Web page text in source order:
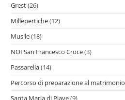
Grest(26)
Millepertiche(12)
Musile(18)
NOI San Francesco Croce(3)
Passarella(14)
Percorso di preparazione al matrimonio
Santa Maria di Piave(9)